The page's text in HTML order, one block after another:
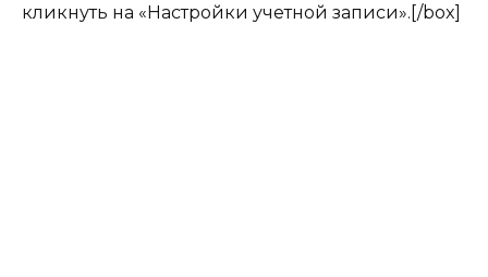
кликнуть на «Настройки учетной записи».[/box]